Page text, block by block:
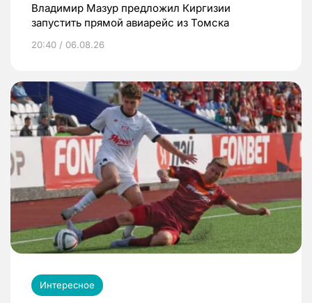
Владимир Мазур предложил Киргизии
запустить прямой авиарейс из Томска
20:40 / 06.08.26
Интересное